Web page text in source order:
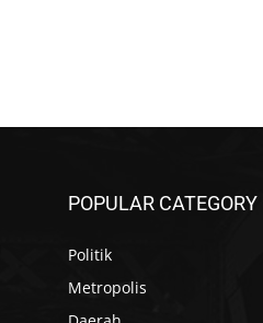
POPULAR CATEGORY
Politik
Metropolis